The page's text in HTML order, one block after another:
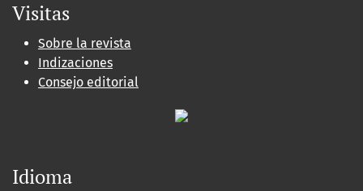
Visitas
Sobre la revista
Indizaciones
Consejo editorial
Idioma